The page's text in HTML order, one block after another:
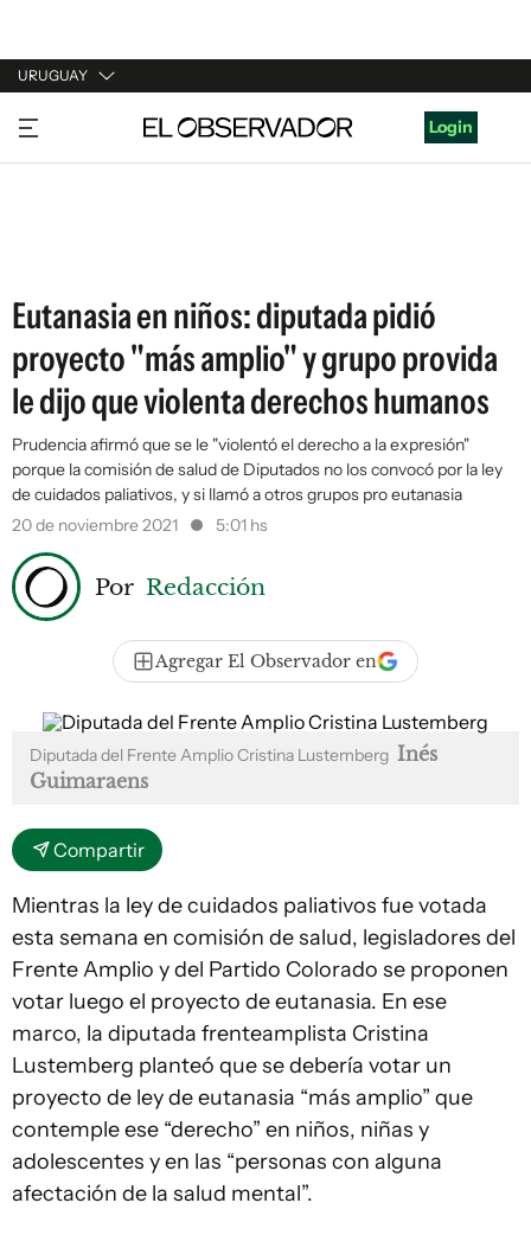
URUGUAY
URUGUAY
ARGENTINA
Login
Eutanasia en niños: diputada pidió
proyecto "más amplio" y grupo provida
le dijo que violenta derechos humanos
Prudencia afirmó que se le "violentó el derecho a la expresión"
porque la comisión de salud de Diputados no los convocó por la ley
de cuidados paliativos, y si llamó a otros grupos pro eutanasia
20 de noviembre 2021
5:01 hs
Por Redacción
Agregar El Observador en
Diputada del Frente Amplio Cristina Lustemberg Inés
Guimaraens
Compartir
Mientras la ley de cuidados paliativos fue votada
esta semana en comisión de salud, legisladores del
Frente Amplio y del Partido Colorado se proponen
votar luego el proyecto de eutanasia. En ese
marco, la diputada frenteamplista Cristina
Lustemberg planteó que se debería votar un
proyecto de ley de eutanasia “más amplio” que
contemple ese “derecho” en niños, niñas y
adolescentes y en las “personas con alguna
afectación de la salud mental”.